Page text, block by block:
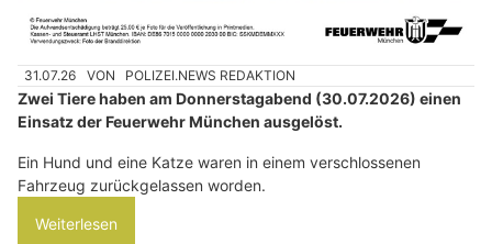
31.07.26 VON POLIZEI.NEWS REDAKTION
Zwei Tiere haben am Donnerstagabend (30.07.2026) einen
Einsatz der Feuerwehr München ausgelöst.
Ein Hund und eine Katze waren in einem verschlossenen
Fahrzeug zurückgelassen worden.
Weiterlesen